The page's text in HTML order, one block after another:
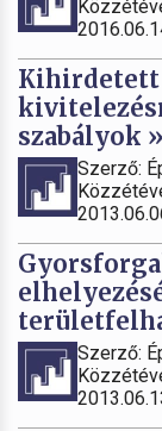
Kihirdetett
szabályok »
Szerző:
Szerző: